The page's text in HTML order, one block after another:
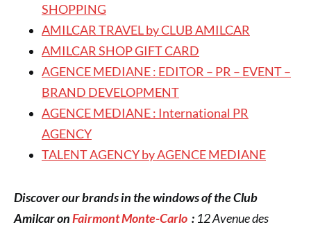
SHOPPING
AMILCAR TRAVEL by CLUB AMILCAR
AMILCAR SHOP GIFT CARD
AGENCE MEDIANE : EDITOR – PR – EVENT –
BRAND DEVELOPMENT
AGENCE MEDIANE : International PR
AGENCY
TALENT AGENCY by AGENCE MEDIANE
Discover our brands in the windows of the Club
Amilcar onFairmont Monte-Carlo : 12 Avenue des